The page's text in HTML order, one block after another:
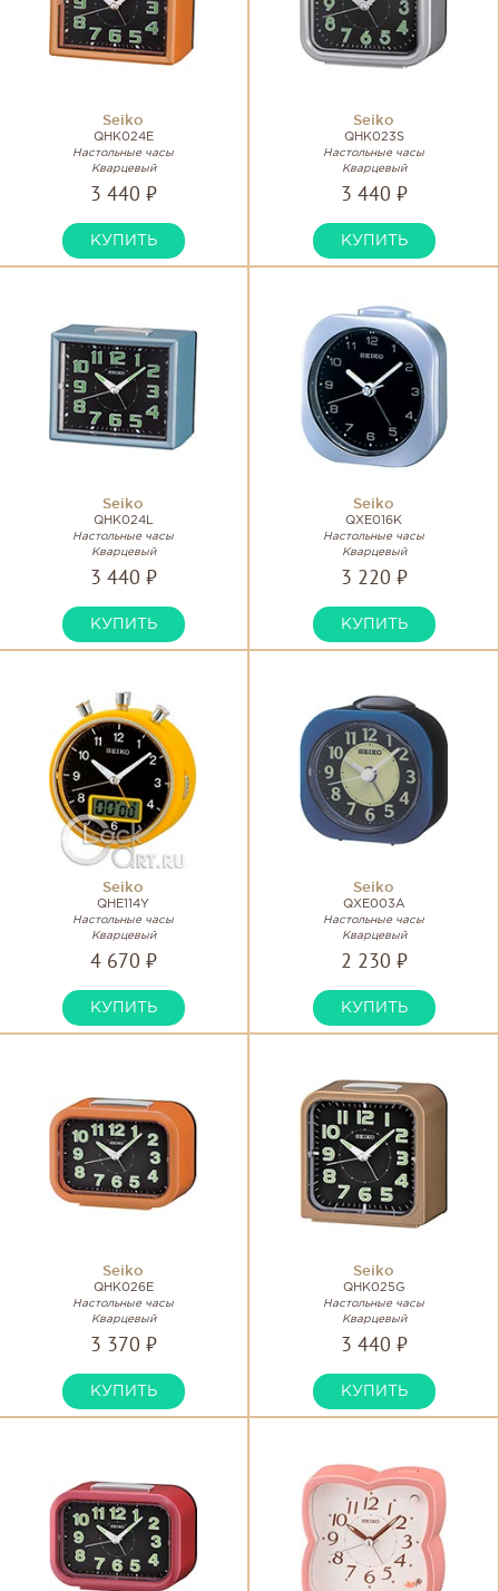
Seiko
QHK024E
Настольные часы
Кварцевый
3 440 ₽
КУПИТЬ
Seiko
QHK023S
Настольные часы
Кварцевый
3 440 ₽
КУПИТЬ
Seiko
QHK024L
Настольные часы
Кварцевый
3 440 ₽
КУПИТЬ
Seiko
QXE016K
Настольные часы
Кварцевый
3 220 ₽
КУПИТЬ
Seiko
QHE114Y
Настольные часы
Кварцевый
4 670 ₽
КУПИТЬ
Seiko
QXE003A
Настольные часы
Кварцевый
2 230 ₽
КУПИТЬ
Seiko
QHK026E
Настольные часы
Кварцевый
3 370 ₽
КУПИТЬ
Seiko
QHK025G
Настольные часы
Кварцевый
3 440 ₽
КУПИТЬ